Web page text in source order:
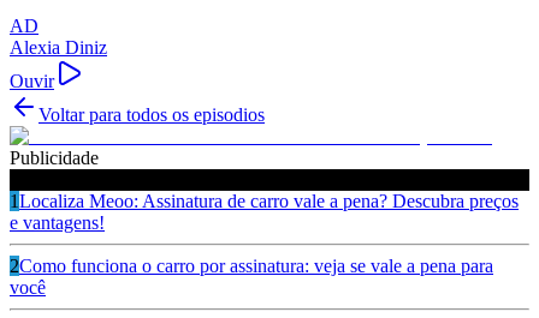
AD
Alexia Diniz
Ouvir
Voltar para todos os episodios
Publicidade
1Localiza Meoo: Assinatura de carro vale a pena? Descubra preços
e vantagens!
2Como funciona o carro por assinatura: veja se vale a pena para
você